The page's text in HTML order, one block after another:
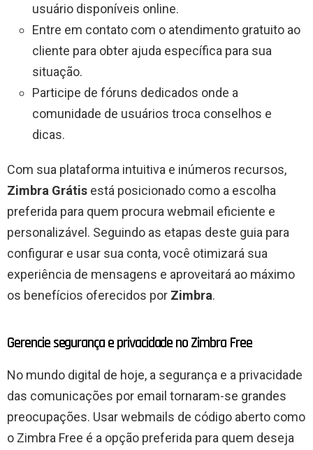
usuário disponíveis online.
Entre em contato com o atendimento gratuito ao
cliente para obter ajuda específica para sua
situação.
Participe de fóruns dedicados onde a
comunidade de usuários troca conselhos e
dicas.
Com sua plataforma intuitiva e inúmeros recursos,
Zimbra Grátis está posicionado como a escolha
preferida para quem procura webmail eficiente e
personalizável. Seguindo as etapas deste guia para
configurar e usar sua conta, você otimizará sua
experiência de mensagens e aproveitará ao máximo
os benefícios oferecidos por Zimbra.
Gerencie segurança e privacidade no Zimbra Free
No mundo digital de hoje, a segurança e a privacidade
das comunicações por email tornaram-se grandes
preocupações. Usar webmails de código aberto como
o Zimbra Free é a opção preferida para quem deseja